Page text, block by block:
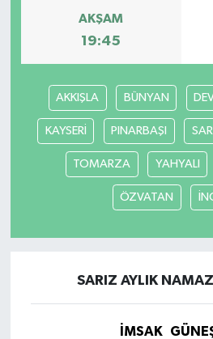
AKŞAM
19:45
AKKIŞLA BÜNYAN
KAYSERİ PINARBAŞI
TOMARZA YAHYALI
ÖZVATAN
SARIZ AYLIK
İMSAK